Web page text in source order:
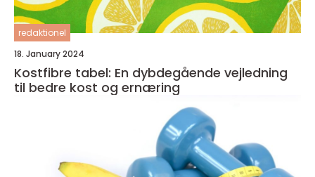
redaktionel
18. January 2024
Kostfibre tabel: En dybdegående vejledning
til bedre kost og ernæring